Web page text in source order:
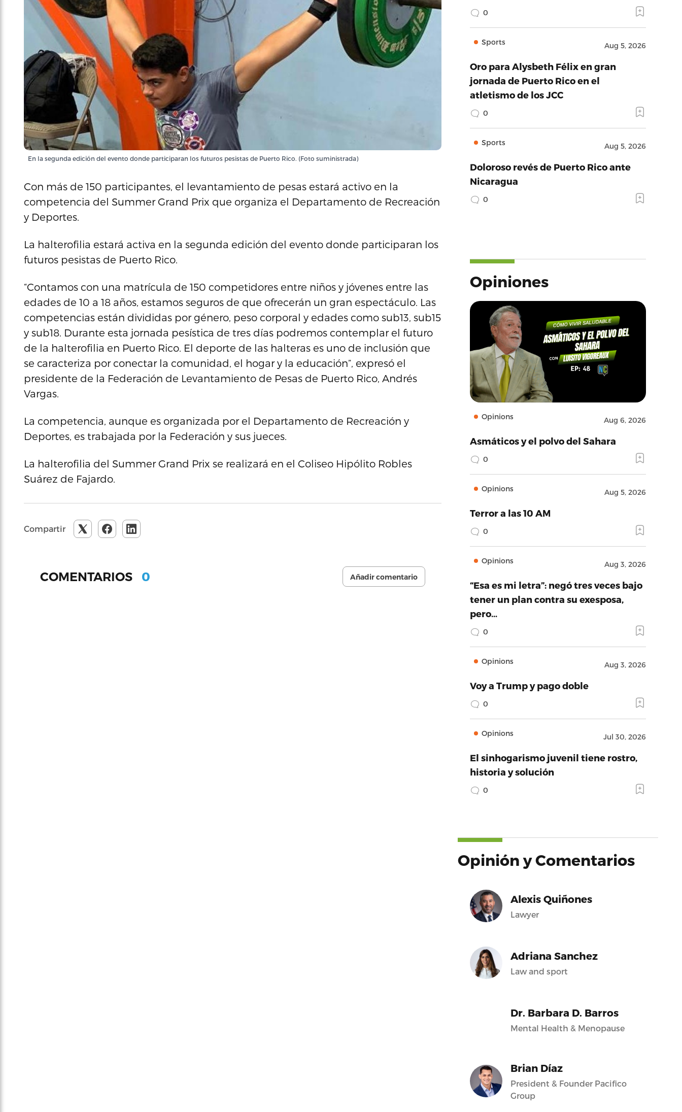
En la segunda edición del evento donde participaran los futuros pesistas de Puerto Rico. (Foto suministrada)
Con más de 150 participantes, el levantamiento de pesas estará activo en la
competencia del Summer Grand Prix que organiza el Departamento de Recreación
y Deportes.
La halterofilia estará activa en la segunda edición del evento donde participaran los
futuros pesistas de Puerto Rico.
“Contamos con una matrícula de 150 competidores entre niños y jóvenes entre las
edades de 10 a 18 años, estamos seguros de que ofrecerán un gran espectáculo. Las
competencias están divididas por género, peso corporal y edades como sub13, sub15
y sub18. Durante esta jornada pesística de tres días podremos contemplar el futuro
de la halterofilia en Puerto Rico. El deporte de las halteras es uno de inclusión que
se caracteriza por conectar la comunidad, el hogar y la educación”, expresó el
presidente de la Federación de Levantamiento de Pesas de Puerto Rico, Andrés
Vargas.
La competencia, aunque es organizada por el Departamento de Recreación y
Deportes, es trabajada por la Federación y sus jueces.
La halterofilia del Summer Grand Prix se realizará en el Coliseo Hipólito Robles
Suárez de Fajardo.
Compartir
COMENTARIOS 0 Añadir comentario
0
Sports Aug 5, 2026
Oro para Alysbeth Félix en gran
jornada de Puerto Rico en el
atletismo de los JCC
0
Sports Aug 5, 2026
Doloroso revés de Puerto Rico ante
Nicaragua
0
Opiniones
Opinions Aug 6, 2026
Asmáticos y el polvo del Sahara
0
Opinions Aug 5, 2026
Terror a las 10 AM
0
Opinions Aug 3, 2026
“Esa es mi letra”: negó tres veces bajo
tener un plan contra su exesposa,
pero…
0
Opinions Aug 3, 2026
Voy a Trump y pago doble
0
Opinions Jul 30, 2026
El sinhogarismo juvenil tiene rostro,
historia y solución
0
Opinión y Comentarios
Alexis Quiñones
Lawyer
Adriana Sanchez
Law and sport
Dr. Barbara D. Barros
Mental Health & Menopause
Brian Díaz
President & Founder Pacifico
Group